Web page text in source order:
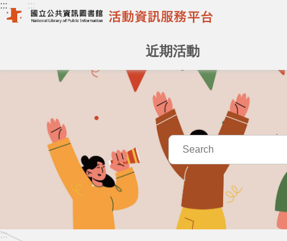
:::
跳到主要內容區塊
:::
近期活動
:::